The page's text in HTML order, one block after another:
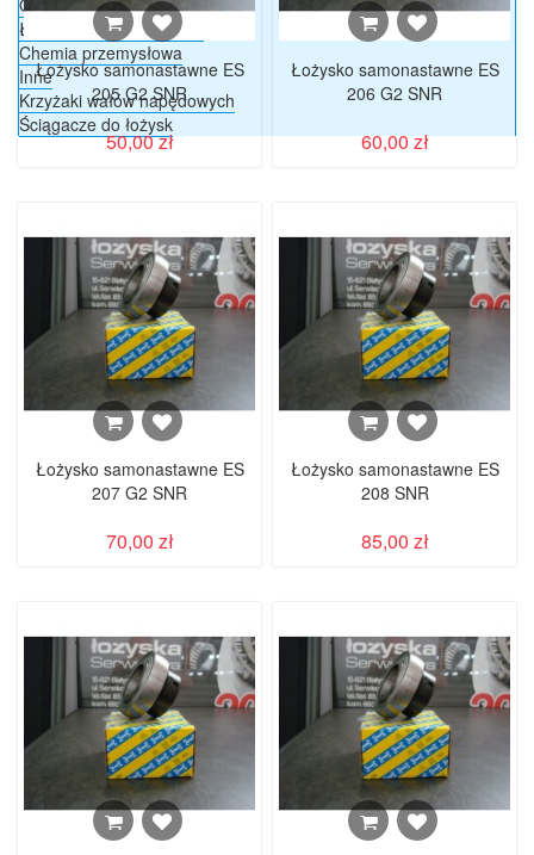
Ogniwa i półogniwa
Łańcuchy jednorzędowe
Chemia przemysłowa
Inne
Krzyżaki wałów napędowych
Ściągacze do łożysk
Łożysko samonastawne ES
205 G2 SNR
50,00 zł
Łożysko samonastawne ES
206 G2 SNR
60,00 zł
Łożysko samonastawne ES
207 G2 SNR
70,00 zł
Łożysko samonastawne ES
208 SNR
85,00 zł